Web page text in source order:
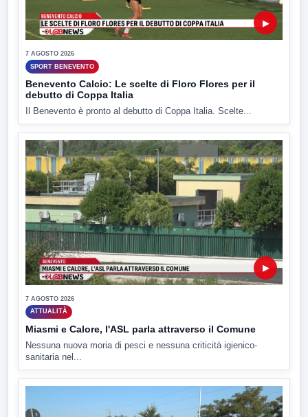
▶
7 AGOSTO 2026
SPORT BENEVENTO
Benevento Calcio: Le scelte di Floro Flores per il
debutto di Coppa Italia
Il Benevento è pronto al debutto di Coppa Italia. Scelte...
▶
7 AGOSTO 2026
ATTUALITÀ
Miasmi e Calore, l'ASL parla attraverso il Comune
Nessuna nuova moria di pesci e nessuna criticità igienico-
sanitaria nel...